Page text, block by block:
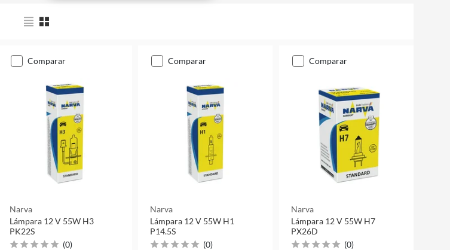
comparar
Narva
Lámpara 12 V 55W H3
PK22S
(0)
comparar
Narva
Lámpara 12 V 55W H1
P14.5S
(0)
comparar
Narva
Lámpara 12 V 55W H7
PX26D
(0)